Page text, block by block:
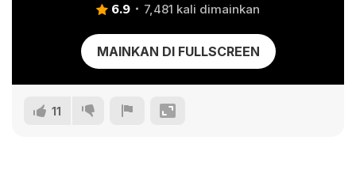
6.9 7,481 kali dimainkan
MAINKAN DI FULLSCREEN
11